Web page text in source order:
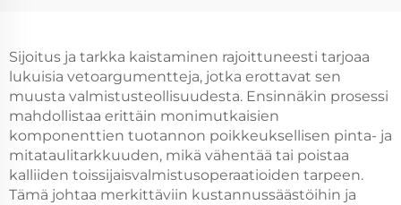
Sijoitus ja tarkka kaistaminen rajoittuneesti tarjoaa
lukuisia vetoargumentteja, jotka erottavat sen
muusta valmistusteollisuudesta. Ensinnäkin prosessi
mahdollistaa erittäin monimutkaisien
komponenttien tuotannon poikkeuksellisen pinta- ja
mitataulitarkkuuden, mikä vähentää tai poistaa
kalliiden toissijaisvalmistusoperaatioiden tarpeen.
Tämä johtaa merkittäviin kustannussäästöihin ja